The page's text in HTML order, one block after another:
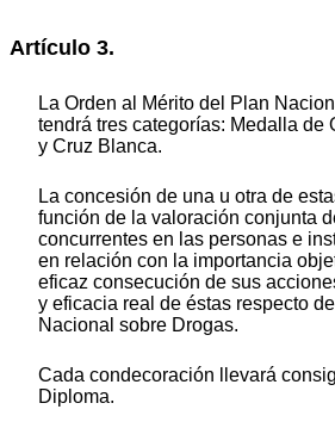
Artículo 3.
La Orden al Mérito del Plan
tendrá tres categorías: Medalla de
y Cruz Blanca.
La concesión de una u otra de
función de la valoración conjunta
concurrentes en las personas e
en relación con la importancia
eficaz consecución de sus
y eficacia real de éstas respecto
Nacional sobre Drogas.
Cada condecoración llevará
Diploma.